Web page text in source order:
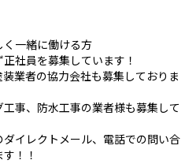
く一緒に働ける方
社員を募集しています！
業者の協力会社も募集しておりま
事、防水工事の業者様も募集して
イレクトメール、電話での問い合
！！